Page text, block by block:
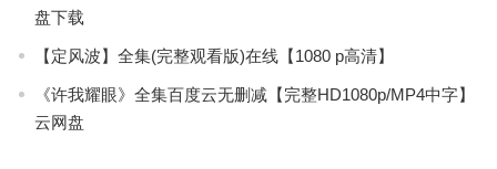
盘下载
【定风波】全集(完整观看版)在线【1080 p高清】
《许我耀眼》全集百度云无删减【完整HD1080p/MP4中字】
云网盘